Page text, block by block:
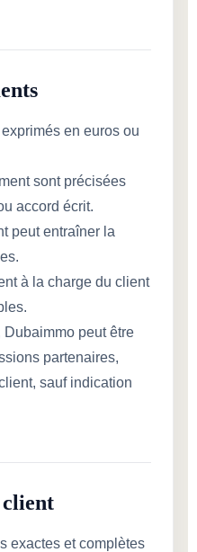
en euros ou
sont précisées
accord écrit.
peut entraîner la
à la charge du client
peut être
partenaires,
sauf indication
exactes et complètes